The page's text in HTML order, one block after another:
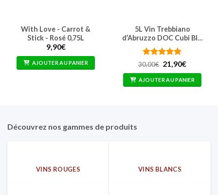
With Love - Carrot &
Stick - Rosé 0,75L
9,90€
AJOUTER AU PANIER
5L Vin Trebbiano
d’Abruzzo DOC Cubi Bl…
Note 4.87
30,00€ Le
initial
était :
21,90€Le
actuel
est :
AJOUTER AU PANIER
Découvrez nos gammes de produits
VINS ROUGES VINS BLANCS